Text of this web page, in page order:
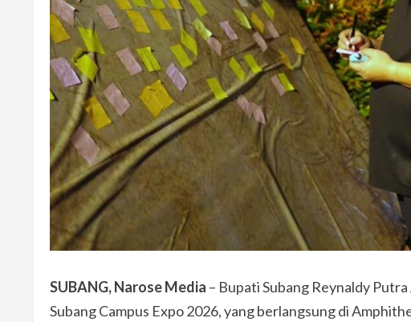
SUBANG, Narose Media – Bupati Subang Reynaldy
Subang Campus Expo 2026, yang berlangsung di